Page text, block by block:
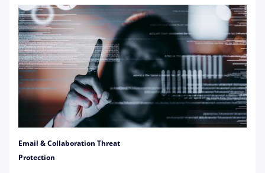
Email & Collaboration Threat
Protection